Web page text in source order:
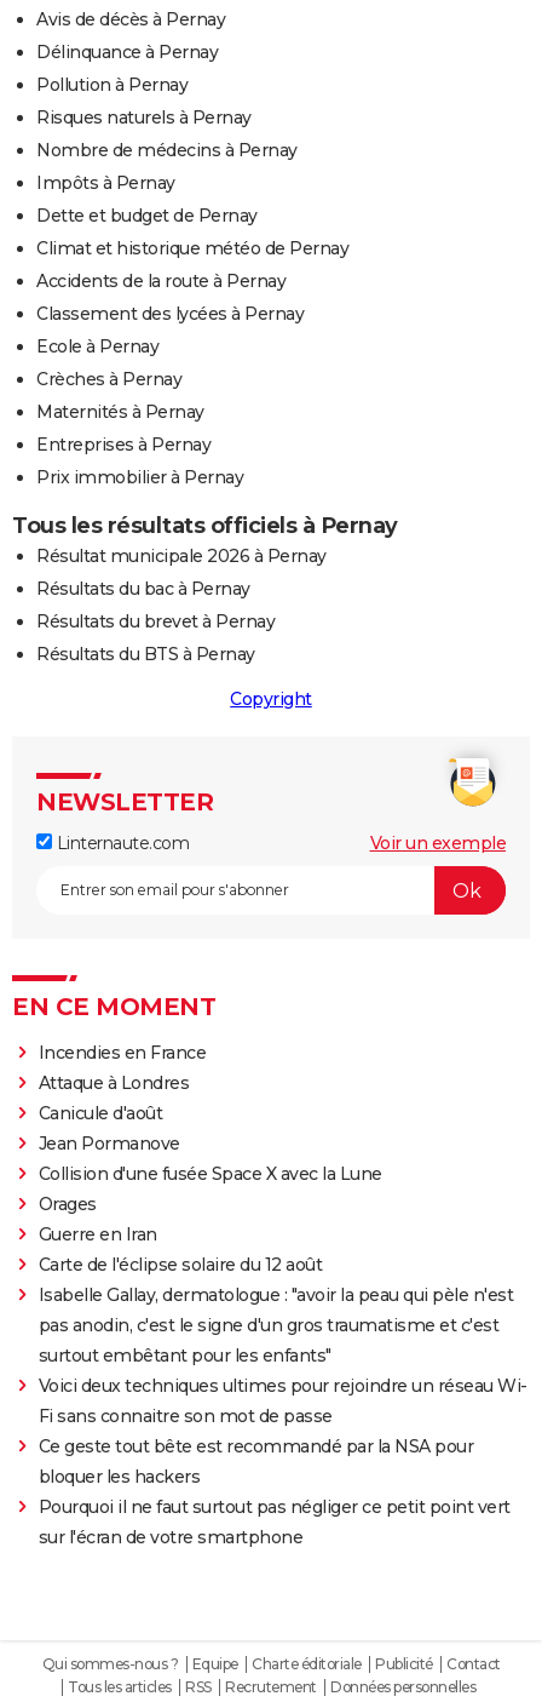
Avis de décès à Pernay
Délinquance à Pernay
Pollution à Pernay
Risques naturels à Pernay
Nombre de médecins à Pernay
Impôts à Pernay
Dette et budget de Pernay
Climat et historique météo de Pernay
Accidents de la route à Pernay
Classement des lycées à Pernay
Ecole à Pernay
Crèches à Pernay
Maternités à Pernay
Entreprises à Pernay
Prix immobilier à Pernay
Tous les résultats officiels à Pernay
Résultat municipale 2026 à Pernay
Résultats du bac à Pernay
Résultats du brevet à Pernay
Résultats du BTS à Pernay
Copyright
NEWSLETTER
Linternaute.com Voir un exemple
EN CE MOMENT
Incendies en France
Attaque à Londres
Canicule d'août
Jean Pormanove
Collision d'une fusée Space X avec la Lune
Orages
Guerre en Iran
Carte de l'éclipse solaire du 12 août
Isabelle Gallay, dermatologue : "avoir la peau qui pèle n'est
pas anodin, c'est le signe d'un gros traumatisme et c'est
surtout embêtant pour les enfants"
Voici deux techniques ultimes pour rejoindre un réseau Wi-
Fi sans connaitre son mot de passe
Ce geste tout bête est recommandé par la NSA pour
bloquer les hackers
Pourquoi il ne faut surtout pas négliger ce petit point vert
sur l'écran de votre smartphone
Qui sommes-nous ? Equipe Charte éditoriale Publicité
Contact
Tous les articles
RSS Recrutement
Données personnelles